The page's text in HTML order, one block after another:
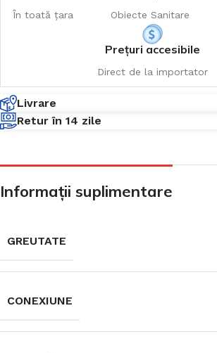
În toată țara Obiecte Sanitare
Prețuri accesibile
Direct de la importator
Livrare
Retur în 14 zile
Informații suplimentare
GREUTATE
CONEXIUNE